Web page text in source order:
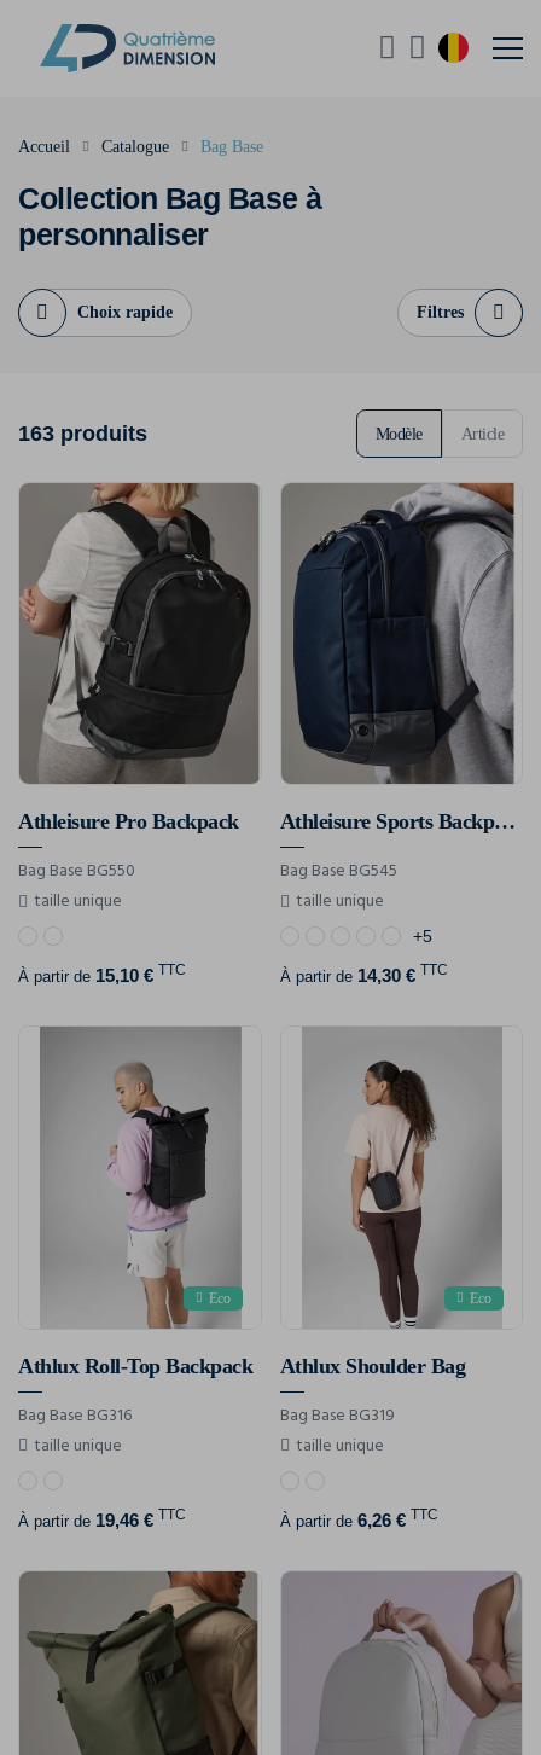
Collection Bag Base à
personnaliser
Accueil Catalogue Bag Base
Choix rapide Filtres
163 produits Modèle Article
Athleisure Pro Backpack
Bag Base BG550
taille unique
À partir de 15,10 € TTC
Athleisure Sports Backpack
Bag Base BG545
taille unique
+5
À partir de 14,30 € TTC
Eco
Athlux Roll-Top Backpack
Bag Base BG316
taille unique
À partir de 19,46 € TTC
Eco
Athlux Shoulder Bag
Bag Base BG319
taille unique
À partir de 6,26 € TTC